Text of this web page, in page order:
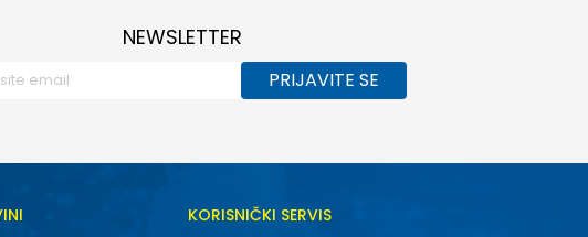
NEWSLETTER
PRIJAVITE SE
KORISNIČKI SERVIS